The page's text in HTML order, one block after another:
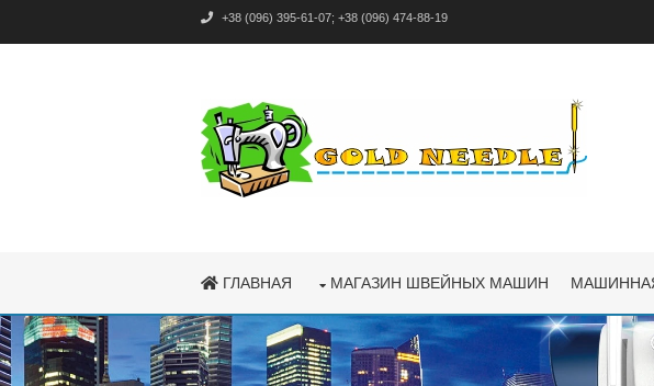
+38 (096) 395-61-07; +38 (096) 474-88-19
ГЛАВНАЯ МАГАЗИН ШВЕЙНЫХ МАШИН